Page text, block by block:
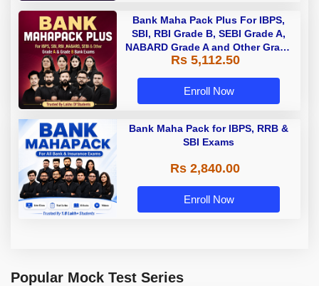
Bank Maha Pack Plus For IBPS,
SBI, RBI Grade B, SEBI Grade A,
NABARD Grade A and Other Grade
A & Grade B Bank Exams
Rs 5,112.50
Enroll Now
Bank Maha Pack for IBPS, RRB &
SBI Exams
Rs 2,840.00
Enroll Now
Popular Mock Test Series